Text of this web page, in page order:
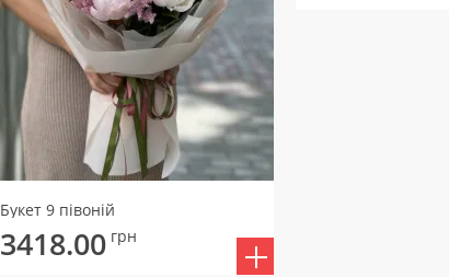
Букет 9 півоній
3418.00 грн